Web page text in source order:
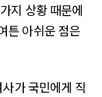
지 상황 때문에
튼 아쉬운 점은
가 국민에게 직